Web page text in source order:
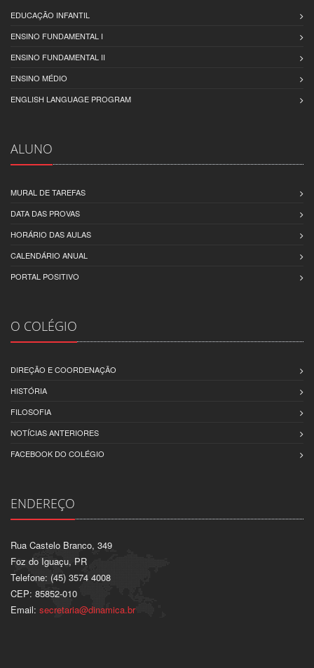
EDUCAÇÃO INFANTIL
ENSINO FUNDAMENTAL I
ENSINO FUNDAMENTAL II
ENSINO MÉDIO
ENGLISH LANGUAGE PROGRAM
ALUNO
MURAL DE TAREFAS
DATA DAS PROVAS
HORÁRIO DAS AULAS
CALENDÁRIO ANUAL
PORTAL POSITIVO
O COLÉGIO
DIREÇÃO E COORDENAÇÃO
HISTÓRIA
FILOSOFIA
NOTÍCIAS ANTERIORES
FACEBOOK DO COLÉGIO
ENDEREÇO
Rua Castelo Branco, 349
Foz do Iguaçu, PR
Telefone: (45) 3574 4008
CEP: 85852-010
Email: secretaria@dinamica.br